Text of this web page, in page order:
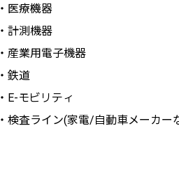
・医療機器
・計測機器
・産業用電子機器
・鉄道
・E-モビリティ
・検査ライン(家電/自動車メーカー